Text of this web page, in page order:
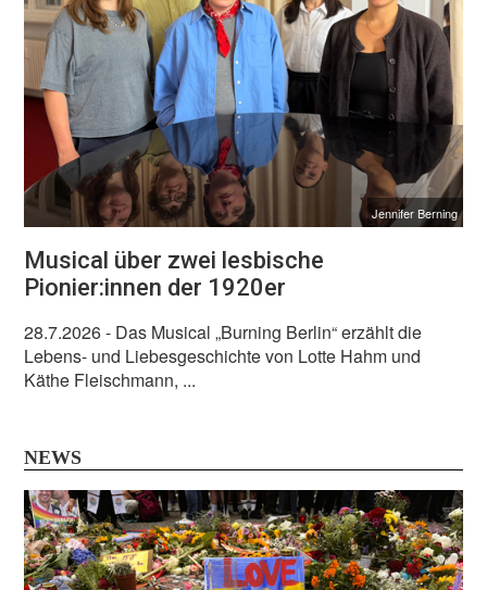
Jennifer Berning
Musical über zwei lesbische
Pionier:innen der 1920er
28.7.2026- Das Musical „Burning Berlin“ erzählt die
Lebens- und Liebesgeschichte von Lotte Hahm und
Käthe Fleischmann, ...
NEWS